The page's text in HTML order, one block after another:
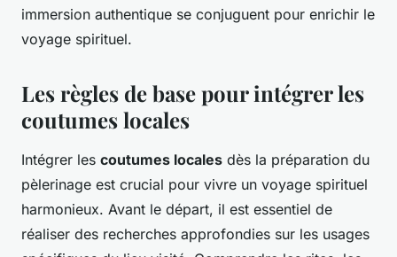
immersion authentique se conjuguent pour enrichir le
voyage spirituel.
Les règles de base pour intégrer les
coutumes locales
Intégrer les coutumes locales dès la préparation du
pèlerinage est crucial pour vivre un voyage spirituel
harmonieux. Avant le départ, il est essentiel de
réaliser des recherches approfondies sur les usages